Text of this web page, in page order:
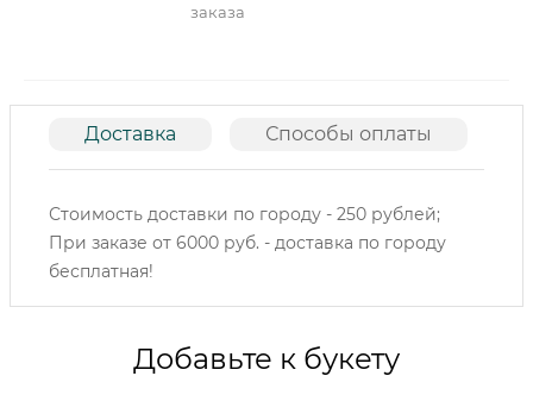
заказа
Доставка Способы оплаты
Стоимость доставки по городу - 250 рублей;
При заказе от 6000 руб. - доставка по городу
бесплатная!
Добавьте к букету